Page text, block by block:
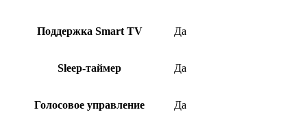
Поддержка Smart TV Да
Sleep-таймер Да
Голосовое управление Да